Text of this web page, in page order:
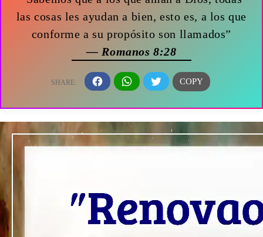
las cosas les ayudan a bien, esto es, a los que
conforme a su propósito son llamados”
— Romanos 8:28